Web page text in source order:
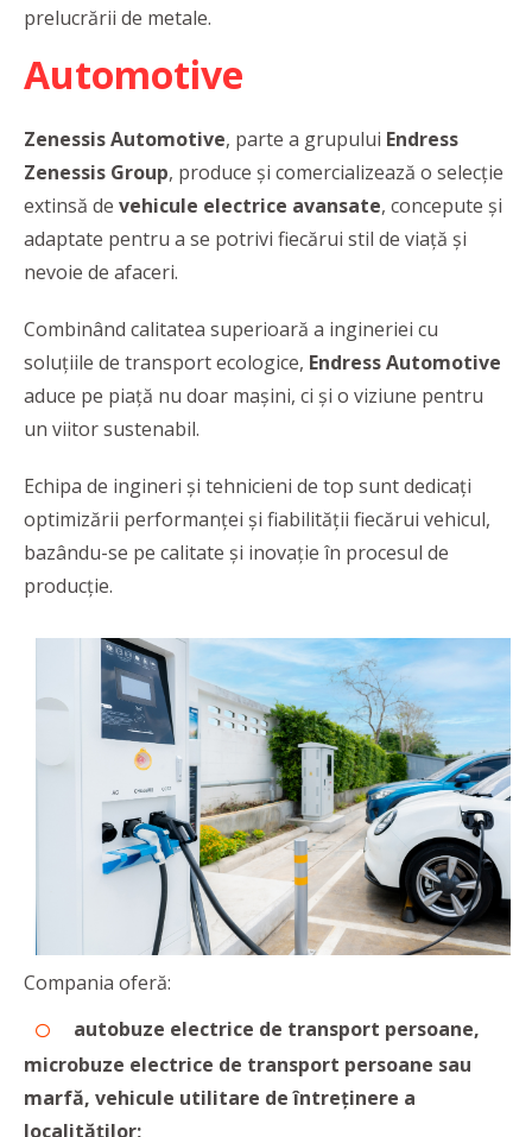
prelucrării de metale.
Automotive
Zenessis Automotive, parte a grupului Endress
Zenessis Group, produce și comercializează o selecție
extinsă de vehicule electrice avansate, concepute și
adaptate pentru a se potrivi fiecărui stil de viață și
nevoie de afaceri.
Combinând calitatea superioară a ingineriei cu
soluțiile de transport ecologice, Endress Automotive
aduce pe piață nu doar mașini, ci și o viziune pentru
un viitor sustenabil.
Echipa de ingineri și tehnicieni de top sunt dedicați
optimizării performanței și fiabilității fiecărui vehicul,
bazându-se pe calitate și inovație în procesul de
producție.
Compania oferă:
autobuze electrice de transport persoane,
microbuze electrice de transport persoane sau
marfă, vehicule utilitare de întreținere a
localităților;